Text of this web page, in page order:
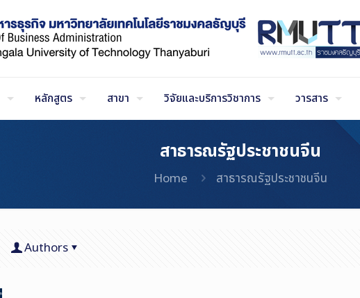
หลักสูตร สาขา วิจัยและบริการวิชาการ วารสาร
สาธารณรัฐประชาชนจีน
Home สาธารณรัฐประชาชนจีน
Authors